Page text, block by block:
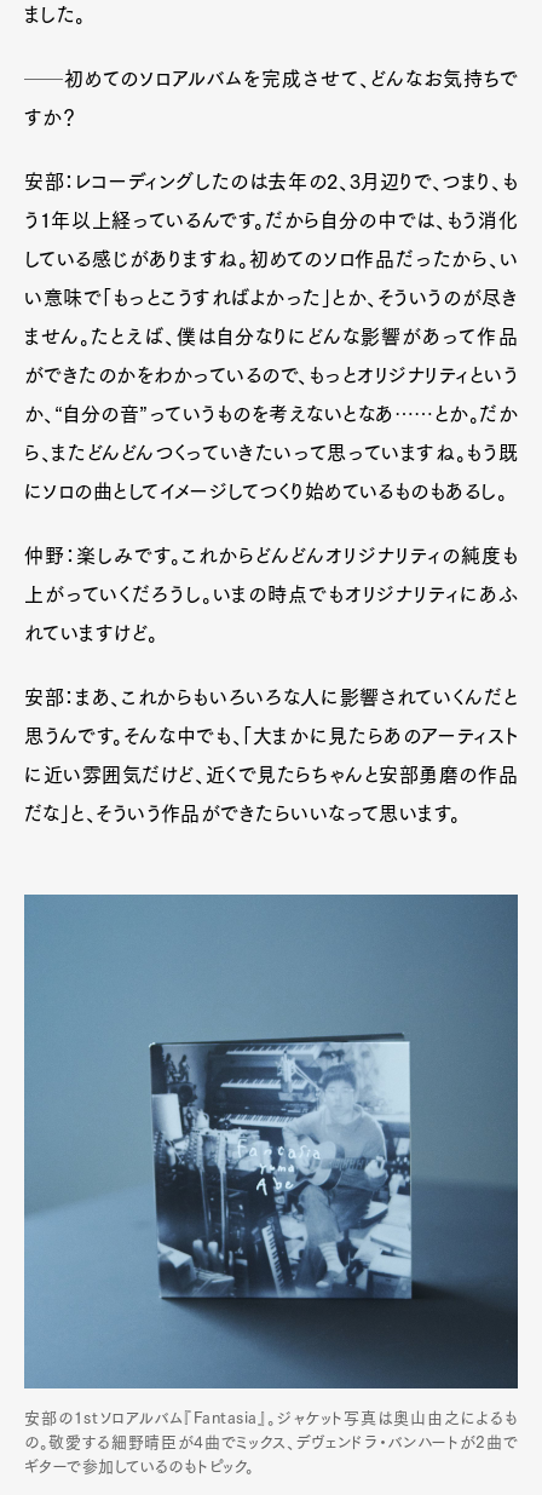
ました。
──初めてのソロアルバムを完成させて、どんなお気持ちで
すか？
安部：レコーディングしたのは去年の2、 3月辺りで、つまり、も
う 1 年以上経っているんです。だから自分の中では、もう消化
している感じがありますね。初めてのソロ作品だったから、い
い意味で「もっとこうすればよかった」とか、そういうのが尽き
ません。たとえば、僕は自分なりにどんな影響があって作品
ができたのかをわかっているので、もっとオリジナリティという
か、“自分の音”っていうものを考えないとなあ……とか。だか
ら、またどんどんつくっていきたいって思っていますね。もう既
にソロの曲としてイメージしてつくり始めているものもあるし。
仲野：楽しみです。これからどんどんオリジナリティの純度も
上がっていくだろうし。いまの時点でもオリジナリティにあふ
れていますけど。
安部：まあ、これからもいろいろな人に影響されていくんだと
思うんです。そんな中でも、「大まかに見たらあのアーティスト
に近い雰囲気だけど、近くで見たらちゃんと安部勇磨の作品
だな 」と、そういう作品ができたらいいなって思います。
安部の1stソロアルバム『Fantasia』。ジャケット写真は奥山由之によるも
の。敬愛する細野晴臣が4曲でミックス、デヴェンドラ・バンハートが2曲で
ギターで参加しているのもトピック。